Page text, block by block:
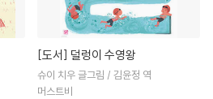
[도서] 덜렁이 수영왕
슈이 치우 글그림 / 김윤정 역
머스트비